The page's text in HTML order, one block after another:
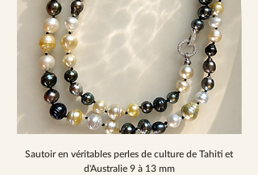
Sautoir en véritables perles de culture de Tahiti et
d'Australie 9 à 13 mm